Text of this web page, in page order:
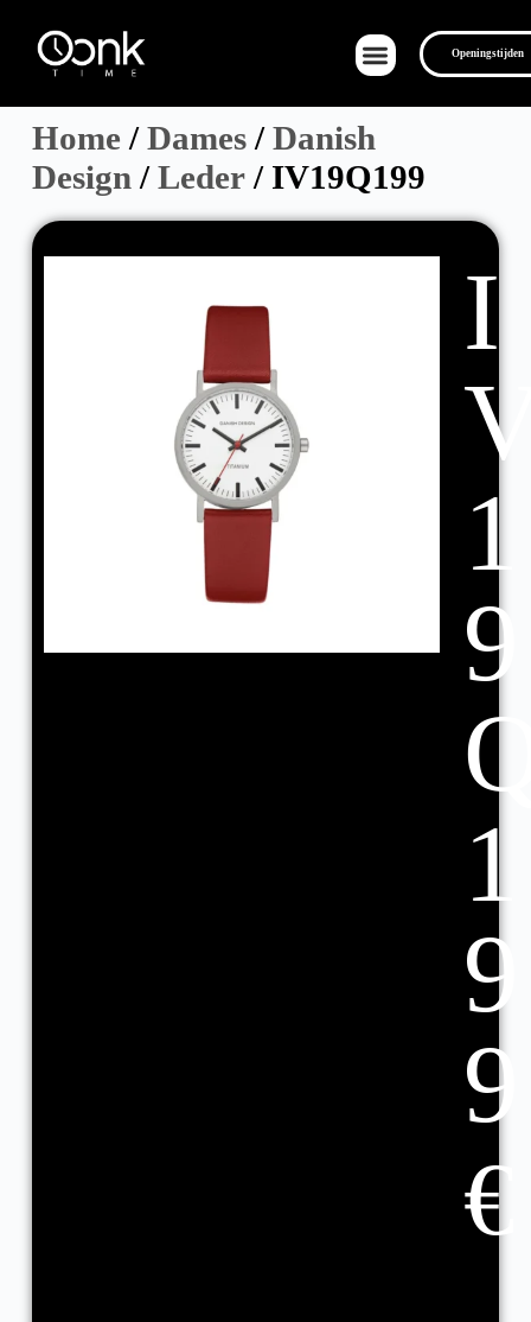
Openingstijden
Home /Dames/Danish
Design /Leder/ IV19Q199
I
1
9
1
9
9
€